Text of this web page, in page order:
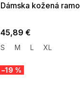
Dámska kožená
45,89 €
S M L XL
–19 %